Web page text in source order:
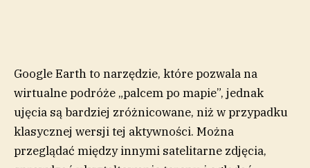
Google Earth to narzędzie, które pozwala na
wirtualne podróże „palcem po mapie”, jednak
ujęcia są bardziej zróżnicowane, niż w przypadku
klasycznej wersji tej aktywności. Można
przeglądać między innymi satelitarne zdjęcia,